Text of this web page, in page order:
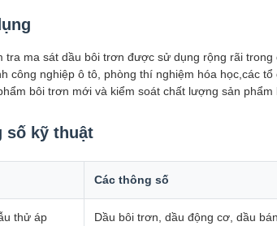
tra ma sát dầu bôi trơn được sử dụng rộng rãi
công nghiệp ô tô, phòng thí nghiệm hóa học,các
bôi trơn mới và kiểm soát chất lượng sản phẩm
số kỹ thuật
Các thông số
thử áp
Dầu bôi trơn, dầu động cơ, dầu